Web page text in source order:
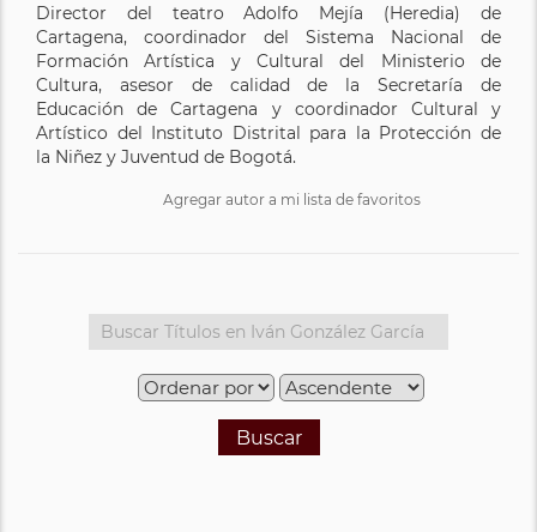
Director del teatro Adolfo Mejía (Heredia) de
Cartagena, coordinador del Sistema Nacional de
Formación Artística y Cultural del Ministerio de
Cultura, asesor de calidad de la Secretaría de
Educación de Cartagena y coordinador Cultural y
Artístico del Instituto Distrital para la Protección de
la Niñez y Juventud de Bogotá.
Agregar autor a mi lista de favoritos
Buscar